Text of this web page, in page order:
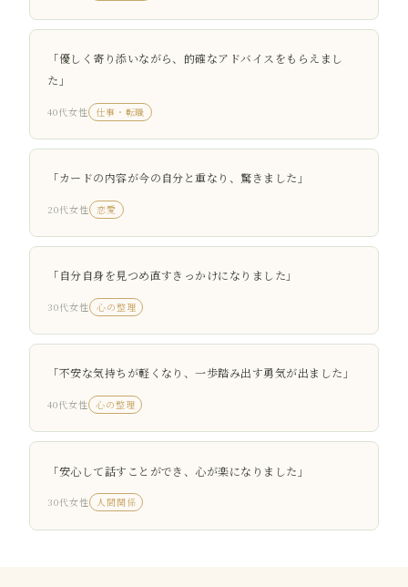
「優しく寄り添いながら、的確なアドバイスをもらえまし
た」
40代女性 仕事・転職
「カードの内容が今の自分と重なり、驚きました」
20代女性 恋愛
「自分自身を見つめ直すきっかけになりました」
30代女性 心の整理
「不安な気持ちが軽くなり、一歩踏み出す勇気が出ました」
40代女性 心の整理
「安心して話すことができ、心が楽になりました」
30代女性 人間関係